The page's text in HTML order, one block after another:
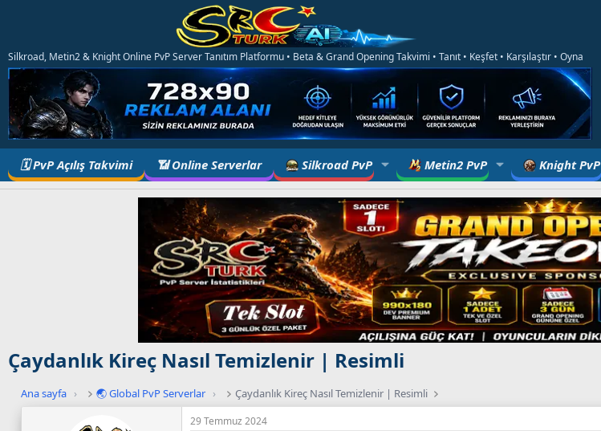
Silkroad, Metin2 & Knight Online PvP Server Tanıtım Platformu • Beta & Grand Opening Takvimi • Tanıt • Keşfet • Karşılaştır • Oyna
🗓️ PvP Açılış Takvimi 📶 Online Serverlar Silkroad PvP Metin2 PvP Knight PvP
Çaydanlık Kireç Nasıl Temizlenir | Resimli
Ana sayfa › 🌏 Global PvP Serverlar › Çaydanlık Kireç Nasıl Temizlenir | Resimli
29 Temmuz 2024